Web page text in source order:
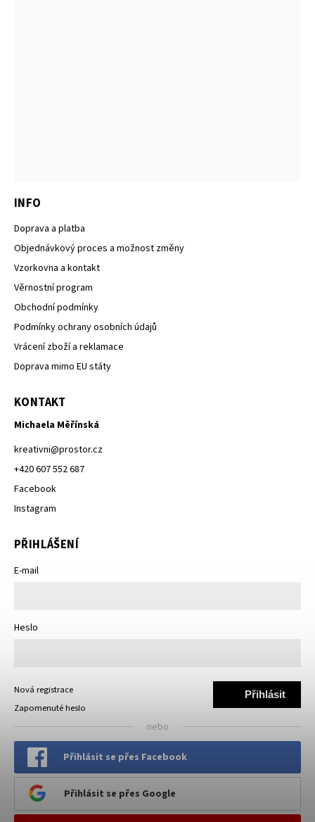
INFO
Doprava a platba
Objednávkový proces a možnost změny
Vzorkovna a kontakt
Věrnostní program
Obchodní podmínky
Podmínky ochrany osobních údajů
Vrácení zboží a reklamace
Doprava mimo EU státy
KONTAKT
Michaela Měřínská
kreativni@prostor.cz
+420 607 552 687
Facebook
Instagram
PŘIHLÁŠENÍ
E-mail
Heslo
Přihlásit
Nová registrace
Zapomenuté heslo
nebo
Přihlásit se přes Facebook
Přihlásit se přes Google